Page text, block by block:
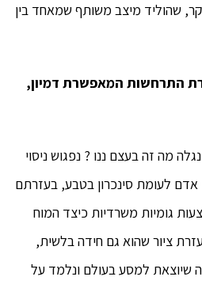
שהוליד מיצב משותף שמאחד בין
התרחשות המאפשרת דמיון,
מה זה בעצם ננו ? נפגוש ניסוי
אדם לעומת סינכרון בטבע, בעזרתם
גומיות משרדיות כיצד המוח
ציור שהוא גם חידה בלשית,
שיוצאת למסע בעולם ונלמד על